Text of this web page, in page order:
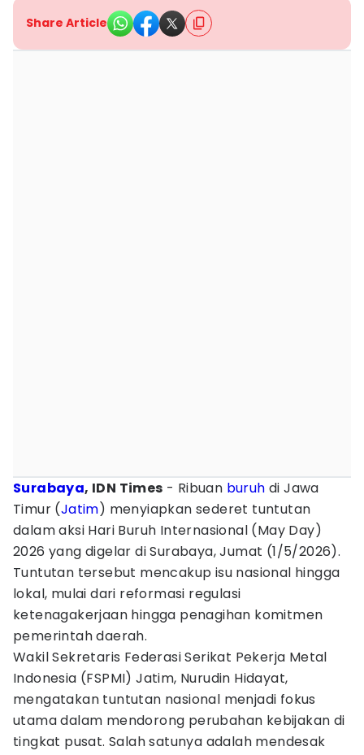
Share Article
Surabaya, IDN Times - Ribuan buruh di Jawa
Timur (Jatim) menyiapkan sederet tuntutan
dalam aksi Hari Buruh Internasional (May Day)
2026 yang digelar di Surabaya, Jumat (1/5/2026).
Tuntutan tersebut mencakup isu nasional hingga
lokal, mulai dari reformasi regulasi
ketenagakerjaan hingga penagihan komitmen
pemerintah daerah.
Wakil Sekretaris Federasi Serikat Pekerja Metal
Indonesia (FSPMI) Jatim, Nurudin Hidayat,
mengatakan tuntutan nasional menjadi fokus
utama dalam mendorong perubahan kebijakan di
tingkat pusat. Salah satunya adalah mendesak